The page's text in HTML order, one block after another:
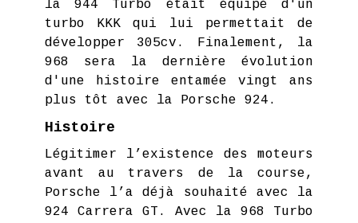
la 944 Turbo était équipé d'un
turbo KKK qui lui permettait de
développer 305cv. Finalement, la
968 sera la dernière évolution
d'une histoire entamée vingt ans
plus tôt avec la Porsche 924.
Histoire
Légitimer l’existence des moteurs
avant au travers de la course,
Porsche l’a déjà souhaité avec la
924 Carrera GT. Avec la 968 Turbo